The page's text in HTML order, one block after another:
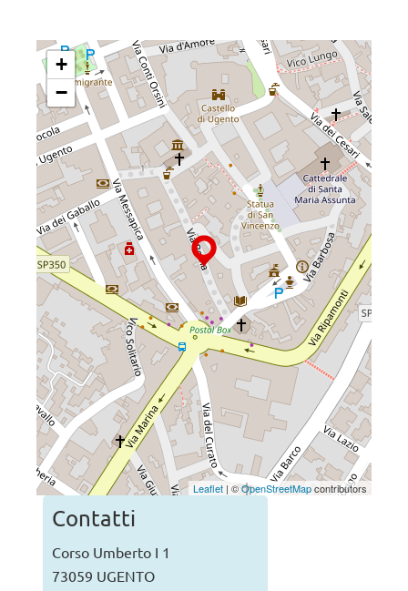
+
−
Leaflet | ©OpenStreetMapcontributors
Contatti
Corso Umberto I 1
73059 UGENTO